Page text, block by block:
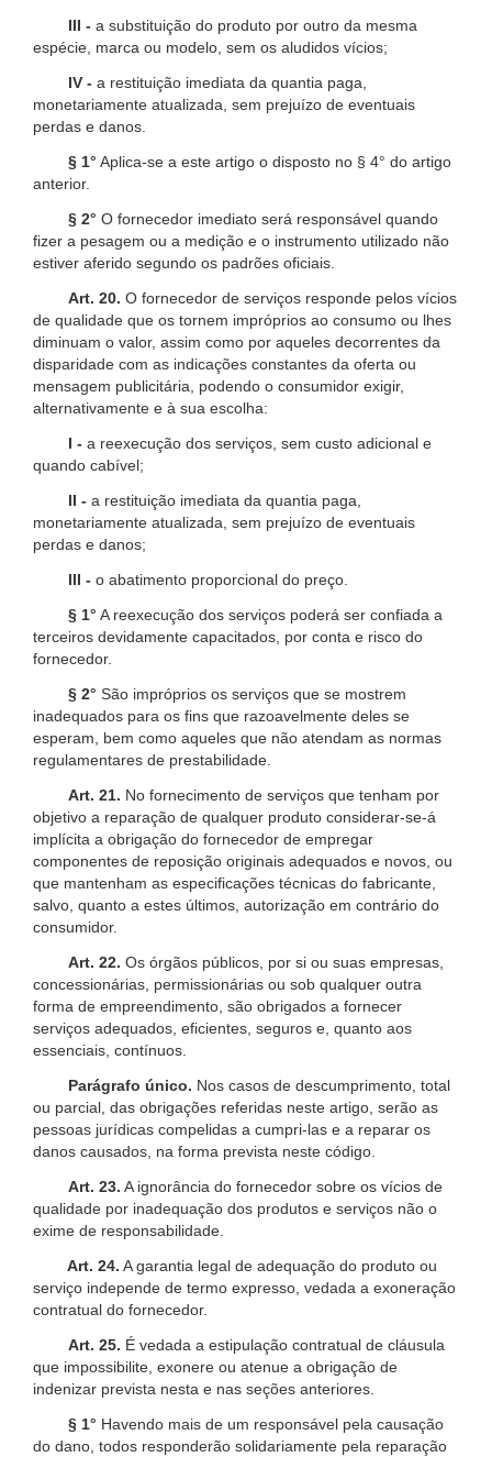
III - a substituição do produto por outro da mesma
espécie, marca ou modelo, sem os aludidos vícios;
IV - a restituição imediata da quantia paga,
monetariamente atualizada, sem prejuízo de eventuais
perdas e danos.
§ 1° Aplica-se a este artigo o disposto no § 4° do artigo
anterior.
§ 2° O fornecedor imediato será responsável quando
fizer a pesagem ou a medição e o instrumento utilizado não
estiver aferido segundo os padrões oficiais.
Art. 20. O fornecedor de serviços responde pelos vícios
de qualidade que os tornem impróprios ao consumo ou lhes
diminuam o valor, assim como por aqueles decorrentes da
disparidade com as indicações constantes da oferta ou
mensagem publicitária, podendo o consumidor exigir,
alternativamente e à sua escolha:
I - a reexecução dos serviços, sem custo adicional e
quando cabível;
II - a restituição imediata da quantia paga,
monetariamente atualizada, sem prejuízo de eventuais
perdas e danos;
III - o abatimento proporcional do preço.
§ 1° A reexecução dos serviços poderá ser confiada a
terceiros devidamente capacitados, por conta e risco do
fornecedor.
§ 2° São impróprios os serviços que se mostrem
inadequados para os fins que razoavelmente deles se
esperam, bem como aqueles que não atendam as normas
regulamentares de prestabilidade.
Art. 21. No fornecimento de serviços que tenham por
objetivo a reparação de qualquer produto considerar-se-á
implícita a obrigação do fornecedor de empregar
componentes de reposição originais adequados e novos, ou
que mantenham as especificações técnicas do fabricante,
salvo, quanto a estes últimos, autorização em contrário do
consumidor.
Art. 22. Os órgãos públicos, por si ou suas empresas,
concessionárias, permissionárias ou sob qualquer outra
forma de empreendimento, são obrigados a fornecer
serviços adequados, eficientes, seguros e, quanto aos
essenciais, contínuos.
Parágrafo único. Nos casos de descumprimento, total
ou parcial, das obrigações referidas neste artigo, serão as
pessoas jurídicas compelidas a cumpri-las e a reparar os
danos causados, na forma prevista neste código.
Art. 23. A ignorância do fornecedor sobre os vícios de
qualidade por inadequação dos produtos e serviços não o
exime de responsabilidade.
Art. 24. A garantia legal de adequação do produto ou
serviço independe de termo expresso, vedada a exoneração
contratual do fornecedor.
Art. 25. É vedada a estipulação contratual de cláusula
que impossibilite, exonere ou atenue a obrigação de
indenizar prevista nesta e nas seções anteriores.
§ 1° Havendo mais de um responsável pela causação
do dano, todos responderão solidariamente pela reparação